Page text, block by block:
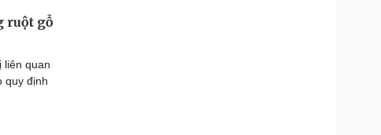
ruột gỗ
liên quan
quy định